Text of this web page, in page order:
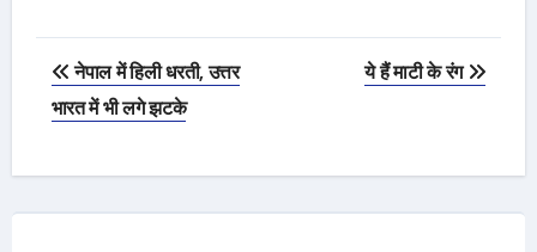
Post
navigation
नेपाल में हिली धरती, उत्तर
भारत में भी लगे झटके
ये हैं माटी के रंग